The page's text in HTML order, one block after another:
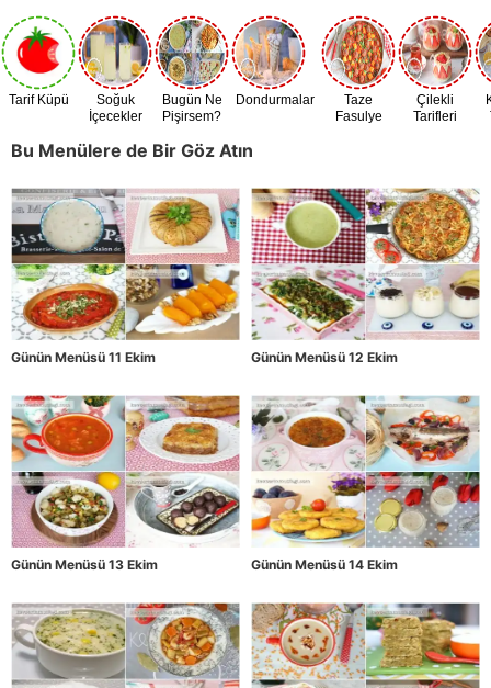
Tarif Küpü
Soğuk
İçecekler
Bugün Ne
Pişirsem?
Dondurmalar
Taze
Fasulye
Çilekli
Tarifleri
Bu Menülere de Bir Göz Atın
Günün Menüsü 11 Ekim Günün Menüsü 12 Ekim
Günün Menüsü 13 Ekim Günün Menüsü 14 Ekim